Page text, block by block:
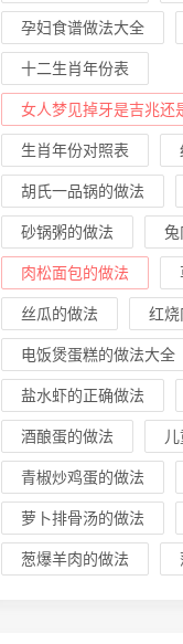
孕妇食谱做法大全
十二生肖年份表
女人梦见掉牙是吉兆还
生肖年份对照表
胡氏一品锅的做法
砂锅粥的做法 兔
肉松面包的做法
丝瓜的做法 红烧
电饭煲蛋糕的做法大全
盐水虾的正确做法
酒酿蛋的做法
青椒炒鸡蛋的做法
萝卜排骨汤的做法
葱爆羊肉的做法